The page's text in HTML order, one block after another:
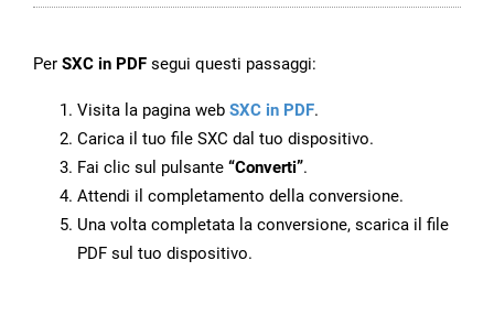
Per SXC in PDF segui questi passaggi:
Visita la pagina web SXC in PDF.
Carica il tuo file SXC dal tuo dispositivo.
Fai clic sul pulsante “Converti”.
Attendi il completamento della conversione.
Una volta completata la conversione, scarica il file
PDF sul tuo dispositivo.